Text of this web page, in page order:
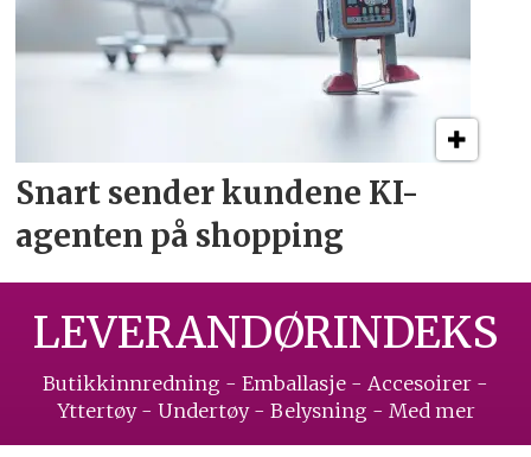
Snart sender kundene KI-
agenten på shopping
LEVERANDØRINDEKS
Butikkinnredning - Emballasje - Accesoirer -
Yttertøy - Undertøy - Belysning - Med mer